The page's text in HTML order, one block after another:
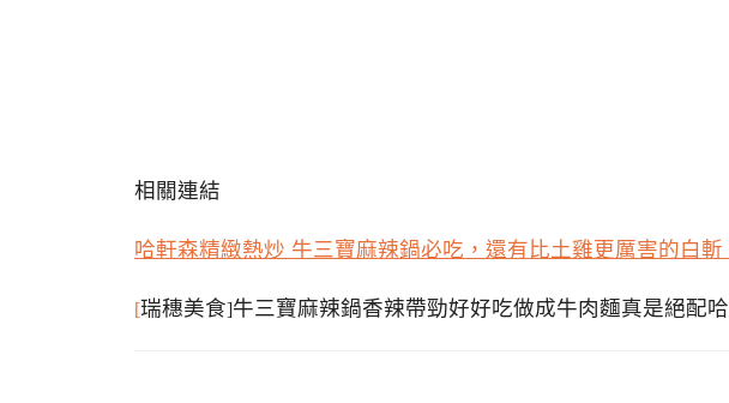
相關連結
哈軒森精緻熱炒 牛三寶麻辣鍋必吃，還有比土雞更厲害的白斬
[瑞穗美食]牛三寶麻辣鍋香辣帶勁好好吃做成牛肉麵真是絕配哈